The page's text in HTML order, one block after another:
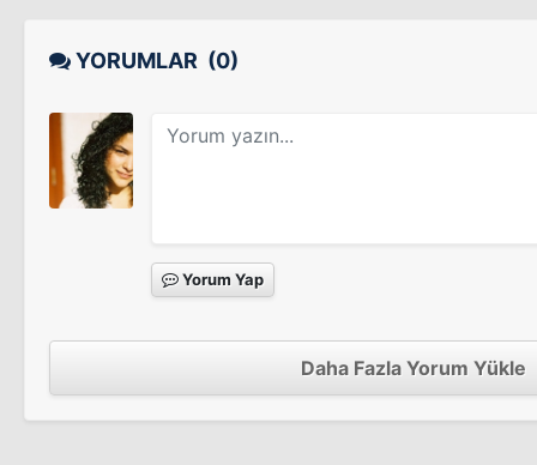
YORUMLAR (0)
Yorum Yap
Daha Fazla Yorum Yükle